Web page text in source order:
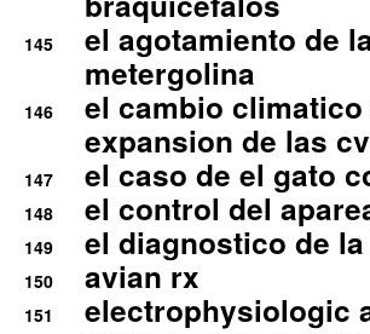
145
el agotamiento de
metergolina
146
el cambio
expansion de las
147 el caso de el gato
148 el control del
149 el diagnostico de
150 avian rx
151
electrophysiologic